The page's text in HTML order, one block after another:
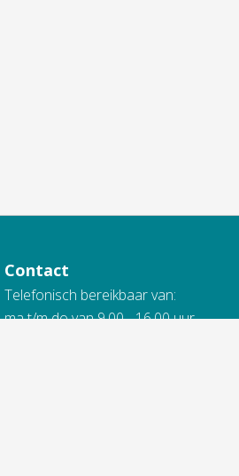
Contact
Telefonisch bereikbaar van:
ma t/m do van 9.00 - 16.00 uur